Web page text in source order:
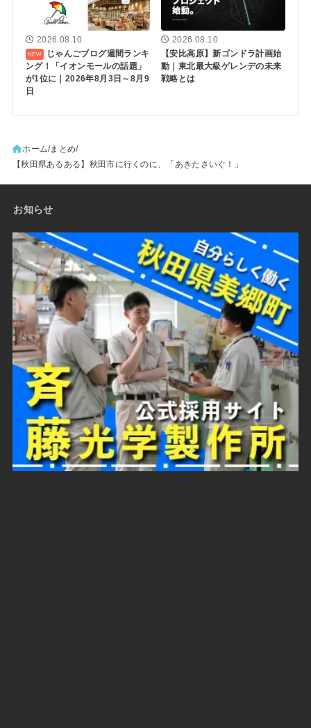
2026.08.10
じゃんごブログ週間ランキ
ング！「イオンモールの話題」
が1位に｜2026年8月3日～8月9
日
2026.08.10
【安比高原】新ゴンドラ計画始
動｜東北最大級ゲレンデの未来
戦略とは
ホーム まとめ
【秋田県あるある】秋田市に行くのに、「あきたさいぐ！」
お知らせ